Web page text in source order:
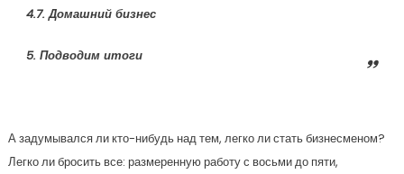
4.7. Домашний бизнес
5. Подводим итоги
А задумывался ли кто-нибудь над тем, легко ли стать бизнесменом?
Легко ли бросить все: размеренную работу с восьми до пяти,